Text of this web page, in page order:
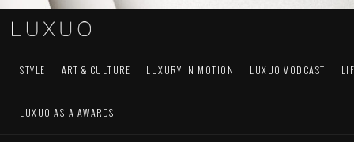
STYLE ART & CULTURE LUXURY IN MOTION LUXUO VODCAST
LUXUO ASIA AWARDS